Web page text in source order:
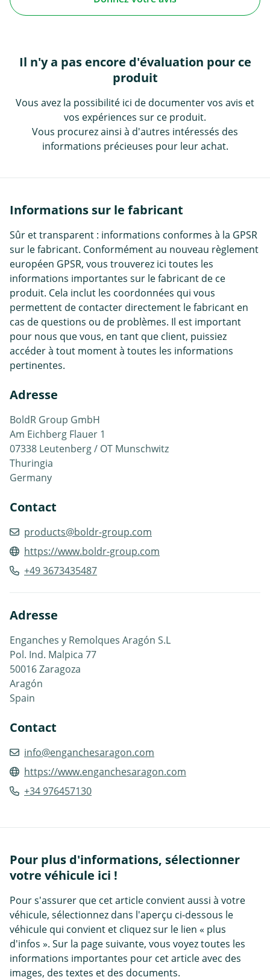
Il n'y a pas encore d'évaluation pour ce
produit
Vous avez la possibilité ici de documenter vos avis et
vos expériences sur ce produit.
Vous procurez ainsi à d'autres intéressés des
informations précieuses pour leur achat.
Informations sur le fabricant
Sûr et transparent : informations conformes à la GPSR
sur le fabricant. Conformément au nouveau règlement
européen GPSR, vous trouverez ici toutes les
informations importantes sur le fabricant de ce
produit. Cela inclut les coordonnées qui vous
permettent de contacter directement le fabricant en
cas de questions ou de problèmes. Il est important
pour nous que vous, en tant que client, puissiez
accéder à tout moment à toutes les informations
pertinentes.
Adresse
BoldR Group GmbH
Am Eichberg Flauer 1
07338 Leutenberg / OT Munschwitz
Thuringia
Germany
Contact
products@boldr-group.com
https://www.boldr-group.com
+49 3673435487
Adresse
Enganches y Remolques Aragón S.L
Pol. Ind. Malpica 77
50016 Zaragoza
Aragón
Spain
Contact
info@enganchesaragon.com
https://www.enganchesaragon.com
+34 976457130
Pour plus d'informations, sélectionner
votre véhicule ici !
Pour s'assurer que cet article convient aussi à votre
véhicule, sélectionnez dans l'aperçu ci-dessous le
véhicule qui convient et cliquez sur le lien « plus
d'infos ». Sur la page suivante, vous voyez toutes les
informations importantes pour cet article avec des
images, des textes et des documents.